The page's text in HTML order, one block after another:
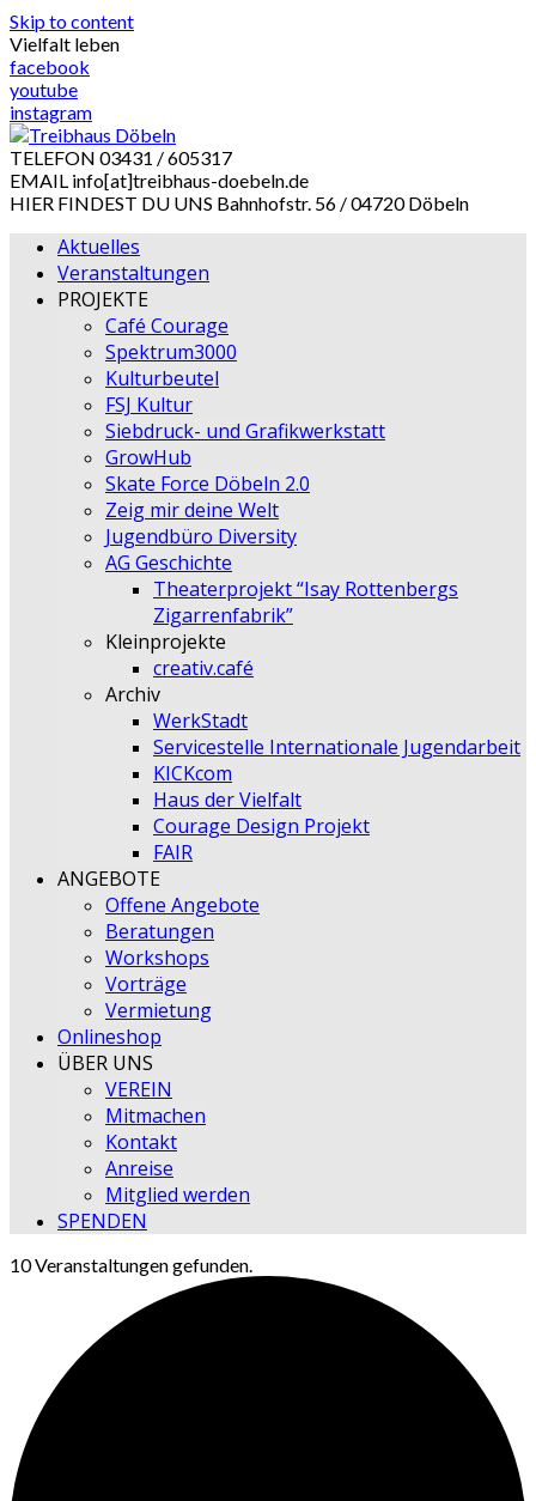
Skip to content
Vielfalt leben
facebook
youtube
instagram
TELEFON 03431 / 605317
EMAIL info[at]treibhaus-doebeln.de
HIER FINDEST DU UNS Bahnhofstr. 56 / 04720 Döbeln
Aktuelles
Veranstaltungen
PROJEKTE
Café Courage
Spektrum3000
Kulturbeutel
FSJ Kultur
Siebdruck- und Grafikwerkstatt
GrowHub
Skate Force Döbeln 2.0
Zeig mir deine Welt
Jugendbüro Diversity
AG Geschichte
Theaterprojekt “Isay Rottenbergs
Zigarrenfabrik”
Kleinprojekte
creativ.café
Archiv
WerkStadt
Servicestelle Internationale Jugendarbeit
KICKcom
Haus der Vielfalt
Courage Design Projekt
FAIR
ANGEBOTE
Offene Angebote
Beratungen
Workshops
Vorträge
Vermietung
Onlineshop
ÜBER UNS
VEREIN
Mitmachen
Kontakt
Anreise
Mitglied werden
SPENDEN
10 Veranstaltungen gefunden.